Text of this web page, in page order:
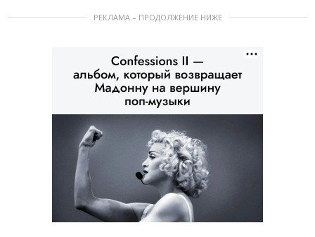
РЕКЛАМА – ПРОДОЛЖЕНИЕ НИЖЕ